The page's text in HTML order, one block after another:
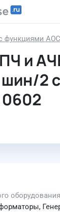
АОСЧ, ЧДА,
и
2
оборудования